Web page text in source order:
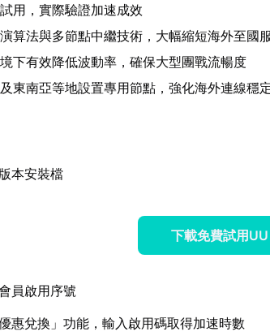
用，實際驗證加速成效
算法與多節點中繼技術，大幅縮短海外至國
下有效降低波動率，確保大型團戰流暢度
東南亞等地設置專用節點，強化海外連線穩
本安裝檔
下載免費試用UU
員啟用序號
惠兌換」功能，輸入啟用碼取得加速時數